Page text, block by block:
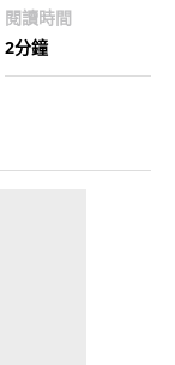
閱讀時間
2分鐘